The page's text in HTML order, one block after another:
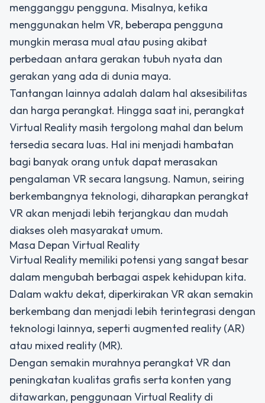
mengganggu pengguna. Misalnya, ketika
menggunakan helm VR, beberapa pengguna
mungkin merasa mual atau pusing akibat
perbedaan antara gerakan tubuh nyata dan
gerakan yang ada di dunia maya.
Tantangan lainnya adalah dalam hal aksesibilitas
dan harga perangkat. Hingga saat ini, perangkat
Virtual Reality masih tergolong mahal dan belum
tersedia secara luas. Hal ini menjadi hambatan
bagi banyak orang untuk dapat merasakan
pengalaman VR secara langsung. Namun, seiring
berkembangnya teknologi, diharapkan perangkat
VR akan menjadi lebih terjangkau dan mudah
diakses oleh masyarakat umum.
Masa Depan Virtual Reality
Virtual Reality memiliki potensi yang sangat besar
dalam mengubah berbagai aspek kehidupan kita.
Dalam waktu dekat, diperkirakan VR akan semakin
berkembang dan menjadi lebih terintegrasi dengan
teknologi lainnya, seperti augmented reality (AR)
atau mixed reality (MR).
Dengan semakin murahnya perangkat VR dan
peningkatan kualitas grafis serta konten yang
ditawarkan, penggunaan Virtual Reality di